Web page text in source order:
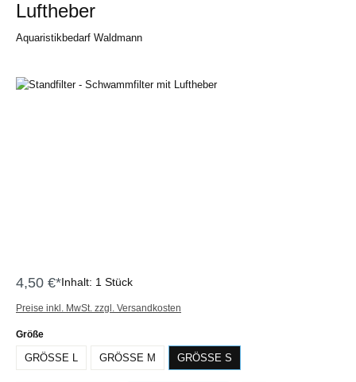
Luftheber
Aquaristikbedarf Waldmann
Bildergalerie überspringen
4,50 €*Inhalt: 1 Stück
Preise inkl. MwSt. zzgl. Versandkosten
Größeauswählen
GRÖSSE L GRÖSSE M GRÖSSE S